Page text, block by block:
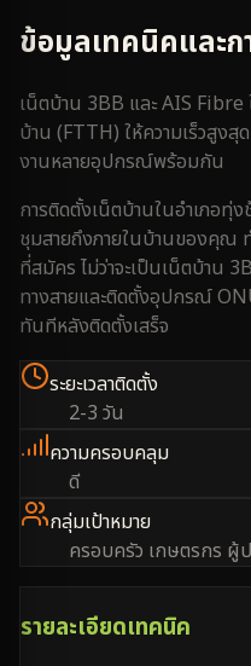
ข้อมูลเทคนิคและก
เน็ตบ้าน 3BB และ AIS
บ้าน (FTTH) ให้ความเร็วสูง
งานหลายอุปกรณ์พร้อมกัน
การติดตั้งเน็ตบ้านในอำเภอทุ่ง
ชุมสายถึงภายในบ้านของคุณ
ที่สมัคร ไม่ว่าจะเป็นเน็ตบ้าน
ทางสายและติดตั้งอุปกรณ์
ทันทีหลังติดตั้งเสร็จ
ระยะเวลาติดตั้ง
2-3 วัน
ความครอบคลุม
ดี
กลุ่มเป้าหมาย
ครอบครัว เกษตรกร ผู้
รายละเอียดเทคนิค